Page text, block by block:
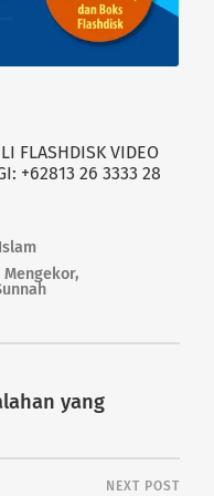
FLASHDISK VIDEO
+62813 26 3333 28
Mengekor,
yang
NEXT POST